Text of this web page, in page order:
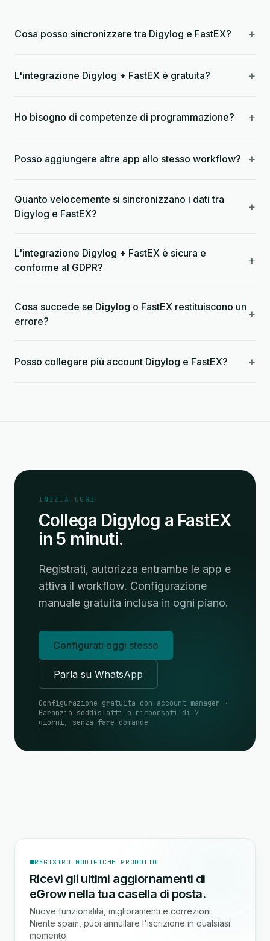
Cosa posso sincronizzare tra Digylog e FastEX? +
L'integrazione Digylog + FastEX è gratuita? +
Ho bisogno di competenze di programmazione? +
Posso aggiungere altre app allo stesso workflow? +
Quanto velocemente si sincronizzano i dati tra
Digylog e FastEX?
+
L'integrazione Digylog + FastEX è sicura e
conforme al GDPR?
+
Cosa succede se Digylog o FastEX restituiscono un
errore?
+
Posso collegare più account Digylog e FastEX? +
INIZIA OGGI
Collega Digylog a FastEX
in 5 minuti.
Registrati, autorizza entrambe le app e
attiva il workflow. Configurazione
manuale gratuita inclusa in ogni piano.
Configurati oggi stesso
Parla su WhatsApp
Configurazione gratuita con account manager ·
Garanzia soddisfatti o rimborsati di 7
giorni, senza fare domande
REGISTRO MODIFICHE PRODOTTO
Ricevi gli ultimi aggiornamenti di
eGrow nella tua casella di posta.
Nuove funzionalità, miglioramenti e correzioni.
Niente spam, puoi annullare l'iscrizione in qualsiasi
momento.